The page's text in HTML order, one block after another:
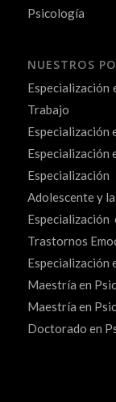
Psicología
NUESTROS
Especialización
Trabajo
Especialización
Especialización
Adolescente y
Trastornos
Especialización
Maestría en
Maestría en
Doctorado en